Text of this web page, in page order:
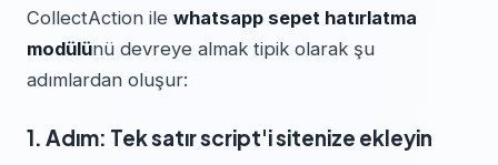
CollectAction ile whatsapp sepet hatırlatma
modülünü devreye almak tipik olarak şu
adımlardan oluşur:
1. Adım: Tek satır script'i sitenize ekleyin